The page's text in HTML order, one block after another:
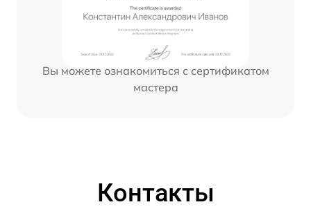
Вы можете ознакомиться с сертификатом
мастера
Контакты